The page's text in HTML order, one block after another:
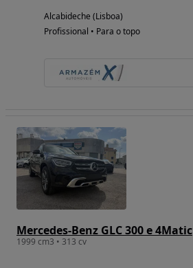
Alcabideche (Lisboa)
Profissional • Para o topo
Mercedes-Benz GLC 300 e 4Matic
1999 cm3 • 313 cv